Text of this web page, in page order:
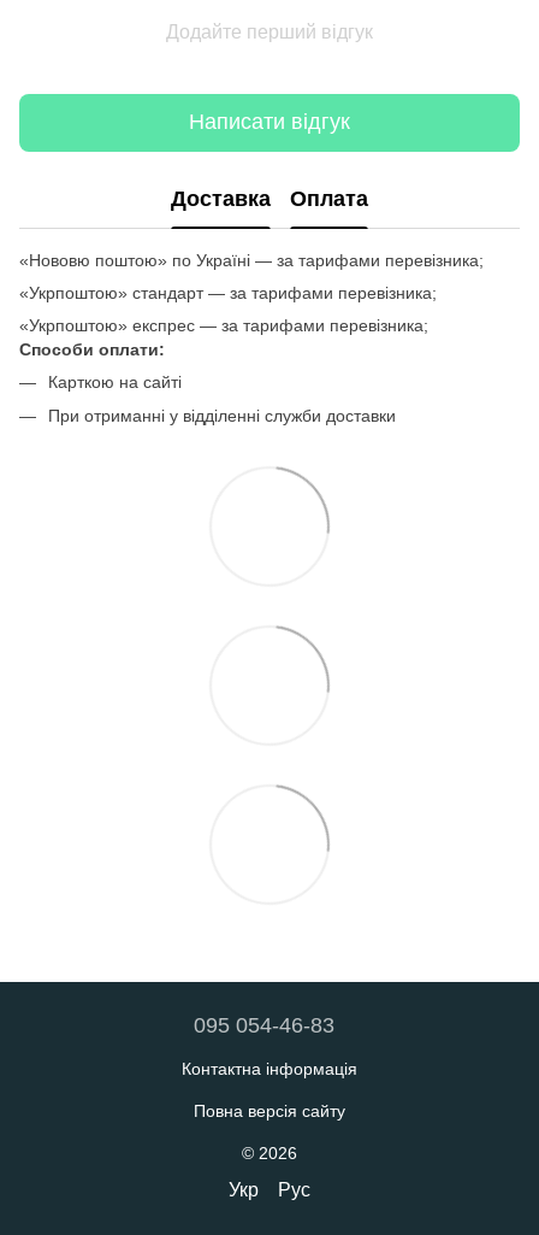
Додайте перший відгук
Написати відгук
Доставка Оплата
«Нововю поштою» по Україні — за тарифами перевізника;
«Укрпоштою» стандарт — за тарифами перевізника;
«Укрпоштою» експрес — за тарифами перевізника;
Способи оплати:
Карткою на сайті
При отриманні у відділенні служби доставки
095 054-46-83
Контактна інформація
Повна версія сайту
© 2026
Укр Рус